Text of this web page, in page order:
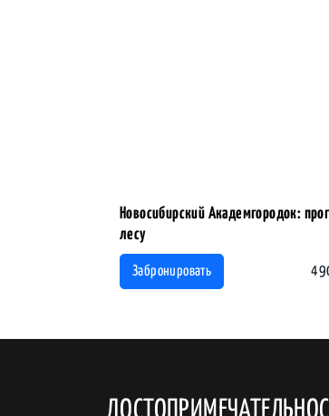
Новосибирский Академгородок:
лесу
Забронировать